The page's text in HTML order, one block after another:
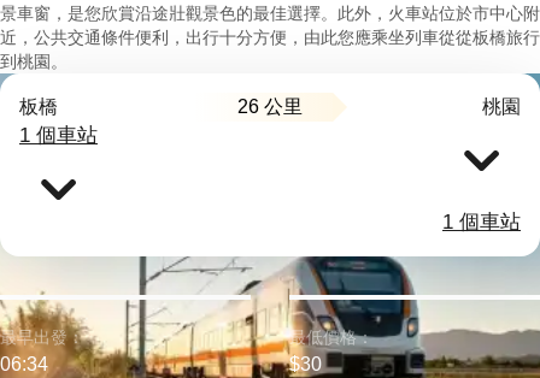
景車窗，是您欣賞沿途壯觀景色的最佳選擇。此外，火車站位於市中心附
近，公共交通條件便利，出行十分方便，由此您應乘坐列車從從板橋旅行
到桃園。
板橋 26 公里 桃園
1 個車站
1 個車站
最早出發：
06:34
最低價格：
$30